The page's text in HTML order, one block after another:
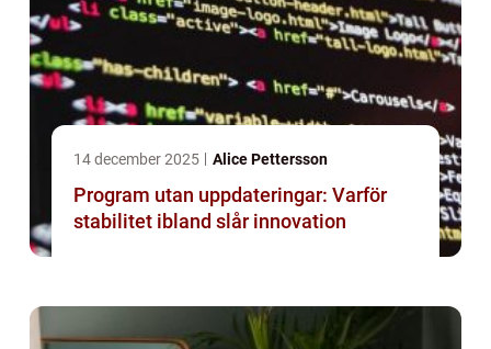
14 december 2025 Alice Pettersson
Program utan uppdateringar: Varför
stabilitet ibland slår innovation